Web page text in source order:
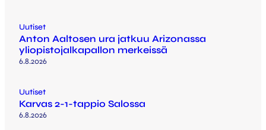
Uutiset
Anton Aaltosen ura jatkuu Arizonassa
yliopistojalkapallon merkeissä
6.8.2026
Uutiset
Karvas 2-1-tappio Salossa
6.8.2026